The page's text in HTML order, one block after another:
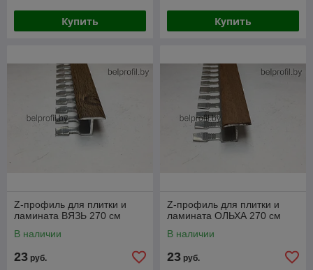
Купить Купить
Z-профиль для плитки и
ламината ВЯЗЬ 270 см
В наличии
23 руб.
Z-профиль для плитки и
ламината ОЛЬХА 270 см
В наличии
23 руб.